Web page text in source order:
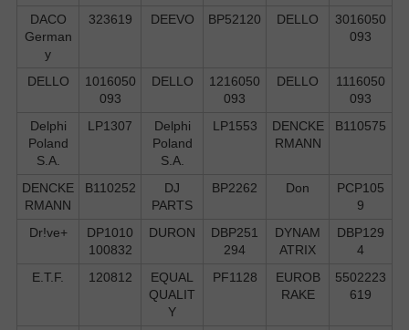
DACO
German
y
323619 DEEVO BP52120 DELLO
3016050
093
DELLO
1016050
093
DELLO
1216050
093
DELLO
1116050
093
Delphi
Poland
S.А.
LP1307
Delphi
Poland
S.А.
LP1553
DENCKE
RMANN
B110575
DENCKE
RMANN
B110252
DJ
PARTS
BP2262 Don
PCP105
9
Dr!ve+
DP1010
100832
DURON
DBP251
294
DYNAM
ATRIX
DBP129
4
E.T.F.
120812
EQUAL
QUALIT
Y
PF1128
EUROB
RAKE
5502223
619